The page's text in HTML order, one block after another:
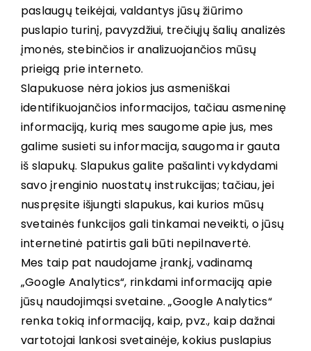
paslaugų teikėjai, valdantys jūsų žiūrimo
puslapio turinį, pavyzdžiui, trečiųjų šalių analizės
įmonės, stebinčios ir analizuojančios mūsų
prieigą prie interneto.
Slapukuose nėra jokios jus asmeniškai
identifikuojančios informacijos, tačiau asmeninę
informaciją, kurią mes saugome apie jus, mes
galime susieti su informacija, saugoma ir gauta
iš slapukų. Slapukus galite pašalinti vykdydami
savo įrenginio nuostatų instrukcijas; tačiau, jei
nuspręsite išjungti slapukus, kai kurios mūsų
svetainės funkcijos gali tinkamai neveikti, o jūsų
internetinė patirtis gali būti nepilnavertė.
Mes taip pat naudojame įrankį, vadinamą
„Google Analytics“, rinkdami informaciją apie
jūsų naudojimąsi svetaine. „Google Analytics“
renka tokią informaciją, kaip, pvz., kaip dažnai
vartotojai lankosi svetainėje, kokius puslapius